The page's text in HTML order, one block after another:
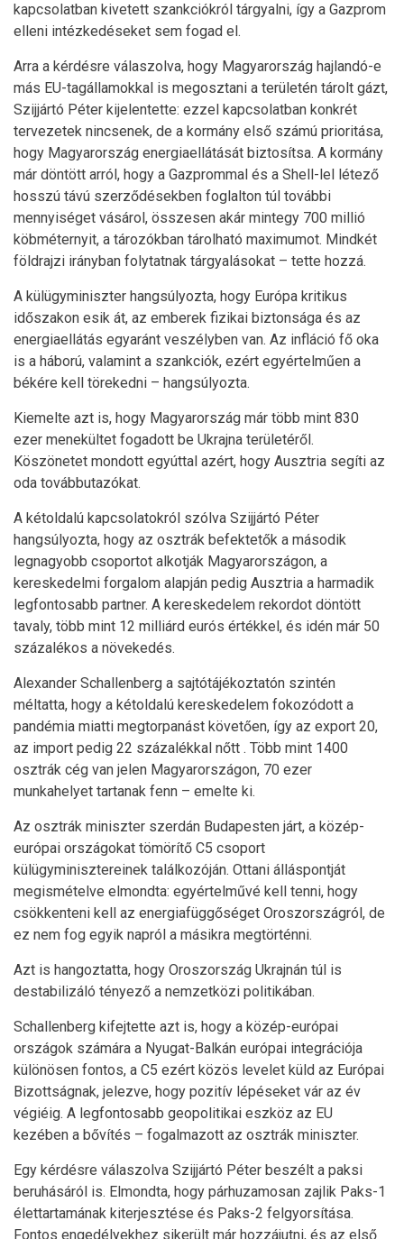
kapcsolatban kivetett szankciókról tárgyalni, így a Gazprom
elleni intézkedéseket sem fogad el.
Arra a kérdésre válaszolva, hogy Magyarország hajlandó-e
más EU-tagállamokkal is megosztani a területén tárolt gázt,
Szijjártó Péter kijelentette: ezzel kapcsolatban konkrét
tervezetek nincsenek, de a kormány első számú prioritása,
hogy Magyarország energiaellátását biztosítsa. A kormány
már döntött arról, hogy a Gazprommal és a Shell-lel létező
hosszú távú szerződésekben foglalton túl további
mennyiséget vásárol, összesen akár mintegy 700 millió
köbméternyit, a tározókban tárolható maximumot. Mindkét
földrajzi irányban folytatnak tárgyalásokat – tette hozzá.
A külügyminiszter hangsúlyozta, hogy Európa kritikus
időszakon esik át, az emberek fizikai biztonsága és az
energiaellátás egyaránt veszélyben van. Az infláció fő oka
is a háború, valamint a szankciók, ezért egyértelműen a
békére kell törekedni – hangsúlyozta.
Kiemelte azt is, hogy Magyarország már több mint 830
ezer menekültet fogadott be Ukrajna területéről.
Köszönetet mondott egyúttal azért, hogy Ausztria segíti az
oda továbbutazókat.
A kétoldalú kapcsolatokról szólva Szijjártó Péter
hangsúlyozta, hogy az osztrák befektetők a második
legnagyobb csoportot alkotják Magyarországon, a
kereskedelmi forgalom alapján pedig Ausztria a harmadik
legfontosabb partner. A kereskedelem rekordot döntött
tavaly, több mint 12 milliárd eurós értékkel, és idén már 50
százalékos a növekedés.
Alexander Schallenberg a sajtótájékoztatón szintén
méltatta, hogy a kétoldalú kereskedelem fokozódott a
pandémia miatti megtorpanást követően, így az export 20,
az import pedig 22 százalékkal nőtt . Több mint 1400
osztrák cég van jelen Magyarországon, 70 ezer
munkahelyet tartanak fenn – emelte ki.
Az osztrák miniszter szerdán Budapesten járt, a közép-
európai országokat tömörítő C5 csoport
külügyminisztereinek találkozóján. Ottani álláspontját
megismételve elmondta: egyértelművé kell tenni, hogy
csökkenteni kell az energiafüggőséget Oroszországról, de
ez nem fog egyik napról a másikra megtörténni.
Azt is hangoztatta, hogy Oroszország Ukrajnán túl is
destabilizáló tényező a nemzetközi politikában.
Schallenberg kifejtette azt is, hogy a közép-európai
országok számára a Nyugat-Balkán európai integrációja
különösen fontos, a C5 ezért közös levelet küld az Európai
Bizottságnak, jelezve, hogy pozitív lépéseket vár az év
végiéig. A legfontosabb geopolitikai eszköz az EU
kezében a bővítés – fogalmazott az osztrák miniszter.
Egy kérdésre válaszolva Szijjártó Péter beszélt a paksi
beruhásáról is. Elmondta, hogy párhuzamosan zajlik Paks-1
élettartamának kiterjesztése és Paks-2 felgyorsítása.
Fontos engedélyekhez sikerült már hozzájutni, és az első